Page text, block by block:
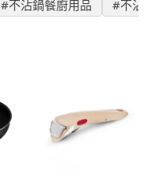
#不沾鍋餐廚用品 #不沾